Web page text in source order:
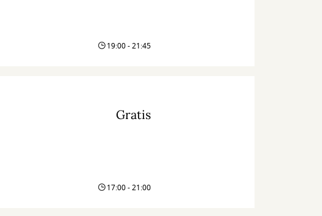
19:00 - 21:45
Gratis
17:00 - 21:00